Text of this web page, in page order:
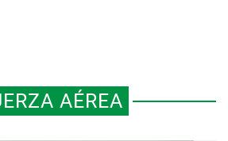
AÉREA